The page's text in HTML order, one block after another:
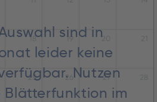
sind in
leider keine
Nutzen
Blätterfunktion im
18 19 20
25 26 27